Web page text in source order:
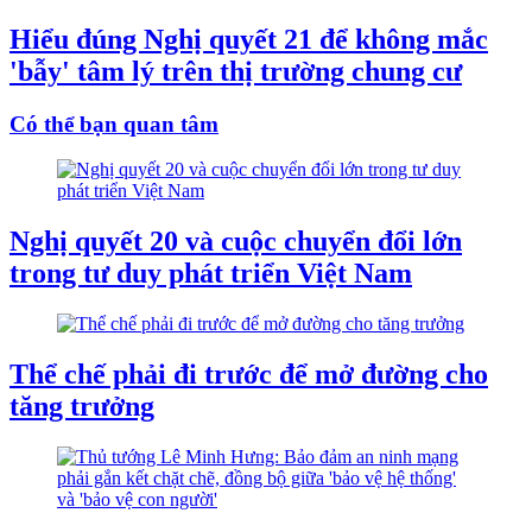
Hiểu đúng Nghị quyết 21 để không mắc
'bẫy' tâm lý trên thị trường chung cư
Có thể bạn quan tâm
Nghị quyết 20 và cuộc chuyển đổi lớn
trong tư duy phát triển Việt Nam
Thể chế phải đi trước để mở đường cho
tăng trưởng